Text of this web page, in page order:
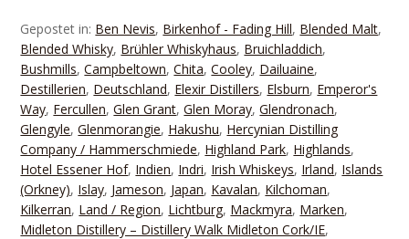
Gepostet in: Ben Nevis, Birkenhof - Fading Hill, Blended Malt,
Blended Whisky, Brühler Whiskyhaus, Bruichladdich,
Bushmills,Campbeltown,Chita,Cooley, Dailuaine,
Destillerien, Deutschland, Elexir Distillers, Elsburn, Emperor's
Way, Fercullen,Glen Grant,Glen Moray,Glendronach,
Glengyle,Glenmorangie, Hakushu, Hercynian Distilling
Company / Hammerschmiede, Highland Park, Highlands,
Hotel Essener Hof, Indien, Indri, Irish Whiskeys, Irland, Islands
(Orkney), Islay, Jameson, Japan, Kavalan, Kilchoman,
Kilkerran, Land / Region, Lichtburg, Mackmyra, Marken,
Midleton Distillery – Distillery Walk Midleton Cork/IE,